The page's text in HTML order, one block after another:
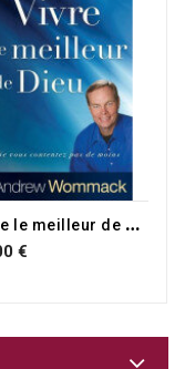
V
ivre le meilleur de Dieu
€